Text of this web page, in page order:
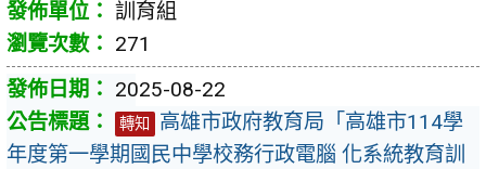
訓育組
271
2025-08-22
轉知
高雄市政府教育局「高雄市114學
年度第一學期國民中學校務行政電腦 化系統教育訓